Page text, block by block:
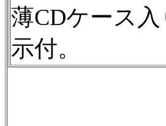
薄CDケース
示付。